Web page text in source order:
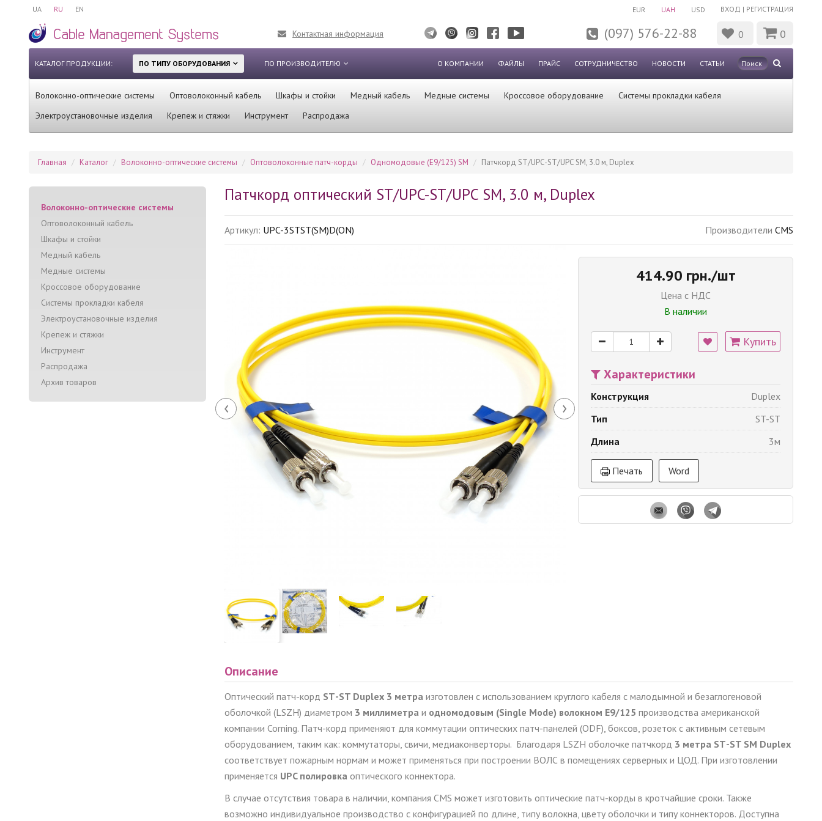
UA RU EN ВХОД | РЕГИСТРАЦИЯ
EUR UAH USD
Контактная информация (097) 576-22-88 0 0
КАТАЛОГ ПРОДУКЦИИ: ПО ТИПУ ОБОРУДОВАНИЯ ПО ПРОИЗВОДИТЕЛЮ О КОМПАНИИ ФАЙЛЫ ПРАЙС СОТРУДНИЧЕСТВО НОВОСТИ СТАТЬИ
Волоконно-оптические системы Оптоволоконный кабель Шкафы и стойки Медный кабель Медные системы Кроссовое оборудование
Системы прокладки кабеля
Электроустановочные изделия
Крепеж и стяжки Инструмент Распродажа
Главная Каталог Волоконно-оптические системы Оптоволоконные патч-корды Одномодовые (Е9/125) SM Патчкорд ST/UPC-ST/UPC SM, 3.0 м, Duplex
Волоконно-оптические системы
Оптоволоконный кабель
Шкафы и стойки
Медный кабель
Медные системы
Кроссовое оборудование
Системы прокладки кабеля
Электроустановочные изделия
Крепеж и стяжки
Инструмент
Распродажа
Архив товаров
Патчкорд оптический ST/UPC-ST/UPC SM, 3.0 м, Duplex
Артикул: UPC-3STST(SM)D(ON) Производители CMS
‹ ›
414.90 грн./шт
Цена с НДС
В наличии
Купить
Характеристики
Конструкция
Duplex
Тип
ST-ST
Длина
3м
Печать Word
Описание
Оптический патч-корд ST-ST Duplex 3 метра изготовлен с использованием круглого кабеля с малодымной и безаглогеновой
оболочкой (LSZH) диаметром 3 миллиметра и одномодовым (Single Mode) волокном E9/125 производства американской
компании Corning. Патч-корд применяют для коммутации оптических патч-панелей (ODF), боксов, розеток с активным сетевым
оборудованием, таким как: коммутаторы, свичи, медиаконверторы. Благодаря LSZH оболочке патчкорд 3 метра ST-ST SM Duplex
соответствует пожарным нормам и может применяться при построении ВОЛС в помещениях серверных и ЦОД. При изготовлении
применяется UPC полировка оптического коннектора.
В случае отсутствия товара в наличии, компания CMS может изготовить оптические патч-корды в кротчайшие сроки. Также
возможно индивидуальное производство с конфигурацией по длине, типу волокна, цвету оболочки и типу коннекторов. Доступна